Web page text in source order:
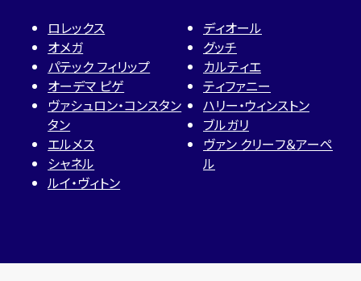
ロレックス
オメガ
パテック フィリップ
オーデマ ピゲ
ヴァシュロン・コンスタン
タン
エルメス
シャネル
ルイ・ヴィトン
ディオール
グッチ
カルティエ
ティファニー
ハリー・ウィンストン
ブルガリ
ヴァン クリーフ＆アーペ
ル